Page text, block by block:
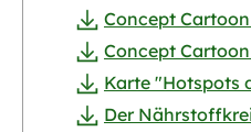
Concept
Concept
Karte "Hotspots
Der